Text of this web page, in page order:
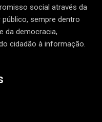
social através da
sempre dentro
da democracia,
cidadão à informação.